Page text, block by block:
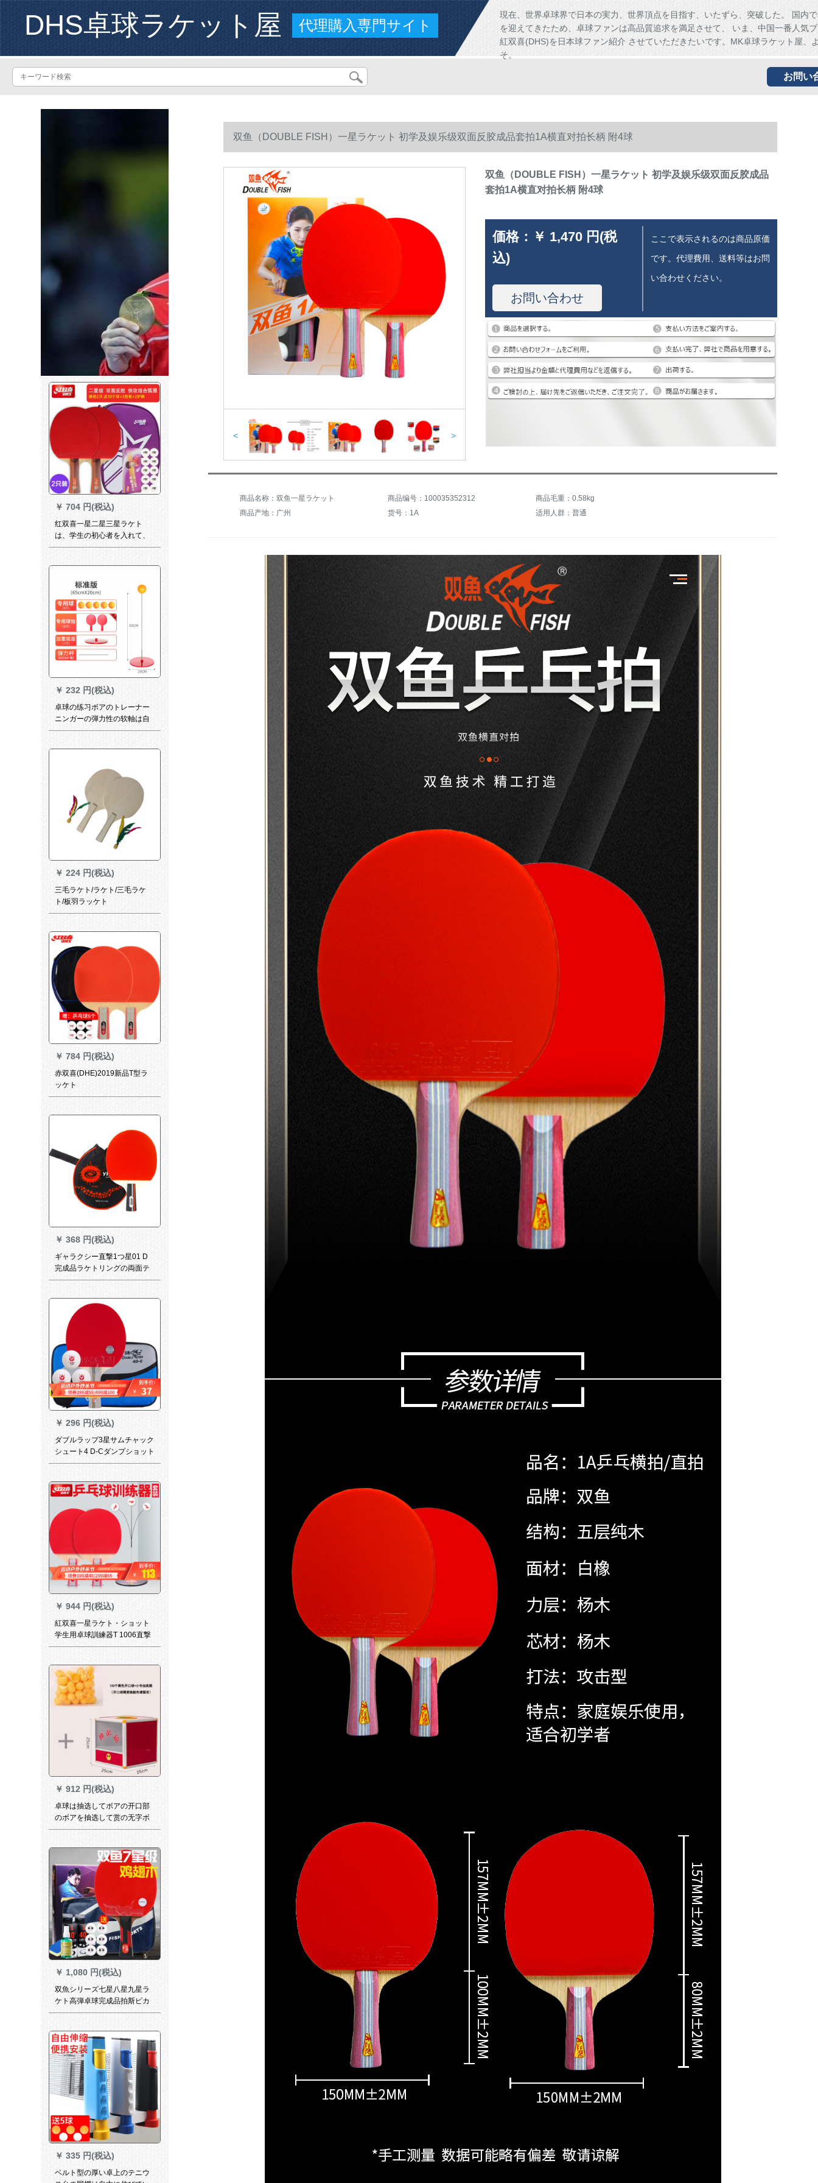
DHS卓球ラケット屋 代理購入専門サイト
現在、世界卓球界で日本の実力、世界頂点を目指す、いたずら、突破した。 国内
を迎えてきたため、卓球ファンは高品質追求を満足させて、 いま、中国一番人気
紅双喜(DHS)を日本球ファン紹介 させていただきたいです。MK卓球ラケット屋、
そ。
お問い
￥ 704 円(税込)
红双喜一星二星三星ラケト
は、学生の初心者を入れて、
猛スピードで王兵パンを二本
￥ 232 円(税込)
卓球の练习ボアのトレーナー
ニンガーの弾力性の软軸は自
动的に帰ってきてシングペー
持ちます。
￥ 224 円(税込)
三毛ラケト/ラケト/三毛ラケ
ト/板羽ラッケト
￥ 784 円(税込)
赤双喜(DHE)2019新品T型ラ
ッケト
￥ 368 円(税込)
ギャラクシー直撃1つ星01 D
完成品ラケトリングの両面テ
ィップ攻撃用シーベルトザリ
￥ 296 円(税込)
ダブルラップ3星サムチャック
シュート4 D-Cダンプショット
(長柄)シングセト
￥ 944 円(税込)
紅双喜一星ラケト・ショット
学生用卓球訓練器T 1006直撃
片+卓球訓練器（金属）
￥ 912 円(税込)
卓球は抽选してボアの开口部
のボアを抽选して赏の无字ボ
アのカラーの空腹の兵の卓球
のボア+トレントの抽选箱をタ
ッチします。
￥ 1,080 円(税込)
双魚シリーズ七星八星九星ラ
ケト高弾卓球完成品拍斯ピカ
ードシージ攻撃用シーザータ
(長柄)7 A-C/手羽木+景品バッ
グ
￥ 335 円(税込)
ベルト型の厚い卓上のテニウ
双鱼（DOUBLE FISH）一星ラケット 初学及娱乐级双面反胶成品套拍1A横直对拍长柄 附4球
< >
双鱼（DOUBLE FISH）一星ラケット 初学及娱乐级双面反胶成品
套拍1A横直对拍长柄 附4球
価格： ￥ 1,470 円(税
込)
お問い合わせ
ここで表示されるのは商品原価
です。代理費用、送料等はお問
い合わせください。
商品名称：双鱼一星ラケット 商品编号：100035352312
商品毛重：0.58kg
商品产地：广州
货号：1A 适用人群：普通